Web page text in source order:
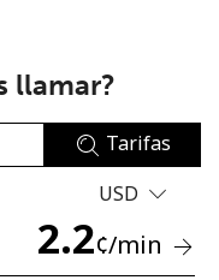
creado una contraseña
llamar?
Tarifas
USD
2.2¢/min